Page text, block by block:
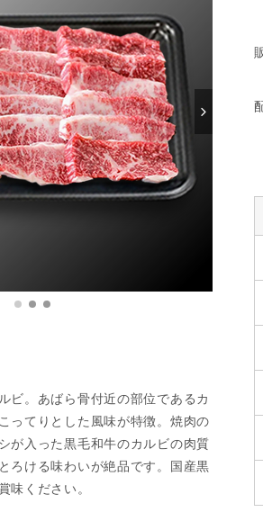
ビ。あばら骨付近の部位であるカ
ってりとした風味が特徴。焼肉の
が入った黒毛和牛のカルビの肉質
ろける味わいが絶品です。国産黒
味ください。